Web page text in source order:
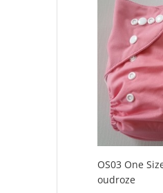
OS03 One
oudroze